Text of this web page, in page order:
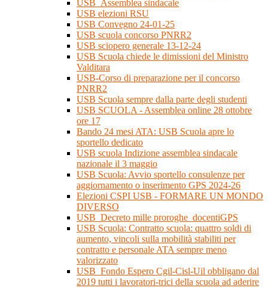
USB_Assemblea sindacale
USB elezioni RSU
USB Convegno 24-01-25
USB scuola concorso PNRR2
USB sciopero generale 13-12-24
USB Scuola chiede le dimissioni del Ministro
Valditara
USB-Corso di preparazione per il concorso
PNRR2
USB Scuola sempre dalla parte degli studenti
USB SCUOLA - Assemblea online 28 ottobre
ore 17
Bando 24 mesi ATA: USB Scuola apre lo
sportello dedicato
USB scuola Indizione assemblea sindacale
nazionale il 3 maggio
USB Scuola: Avvio sportello consulenze per
aggiornamento o inserimento GPS 2024-26
Elezioni CSPI USB - FORMARE UN MONDO
DIVERSO
USB_Decreto mille proroghe_docentiGPS
USB Scuola: Contratto scuola: quattro soldi di
aumento, vincoli sulla mobilità stabiliti per
contratto e personale ATA sempre meno
valorizzato
USB_Fondo Espero Cgil-Cisl-Uil obbligano dal
2019 tutti i lavoratori-trici della scuola ad aderire